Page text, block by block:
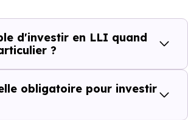
d'investir en LLI quand
?
obligatoire pour investir